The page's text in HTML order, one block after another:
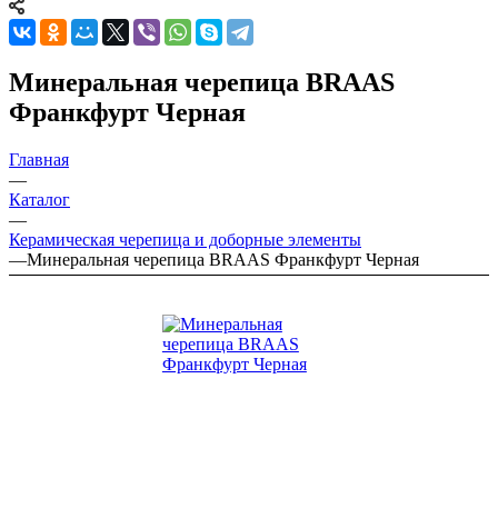
Минеральная черепица BRAAS
Франкфурт Черная
Главная
—
Каталог
—
Керамическая черепица и доборные элементы
—Минеральная черепица BRAAS Франкфурт Черная